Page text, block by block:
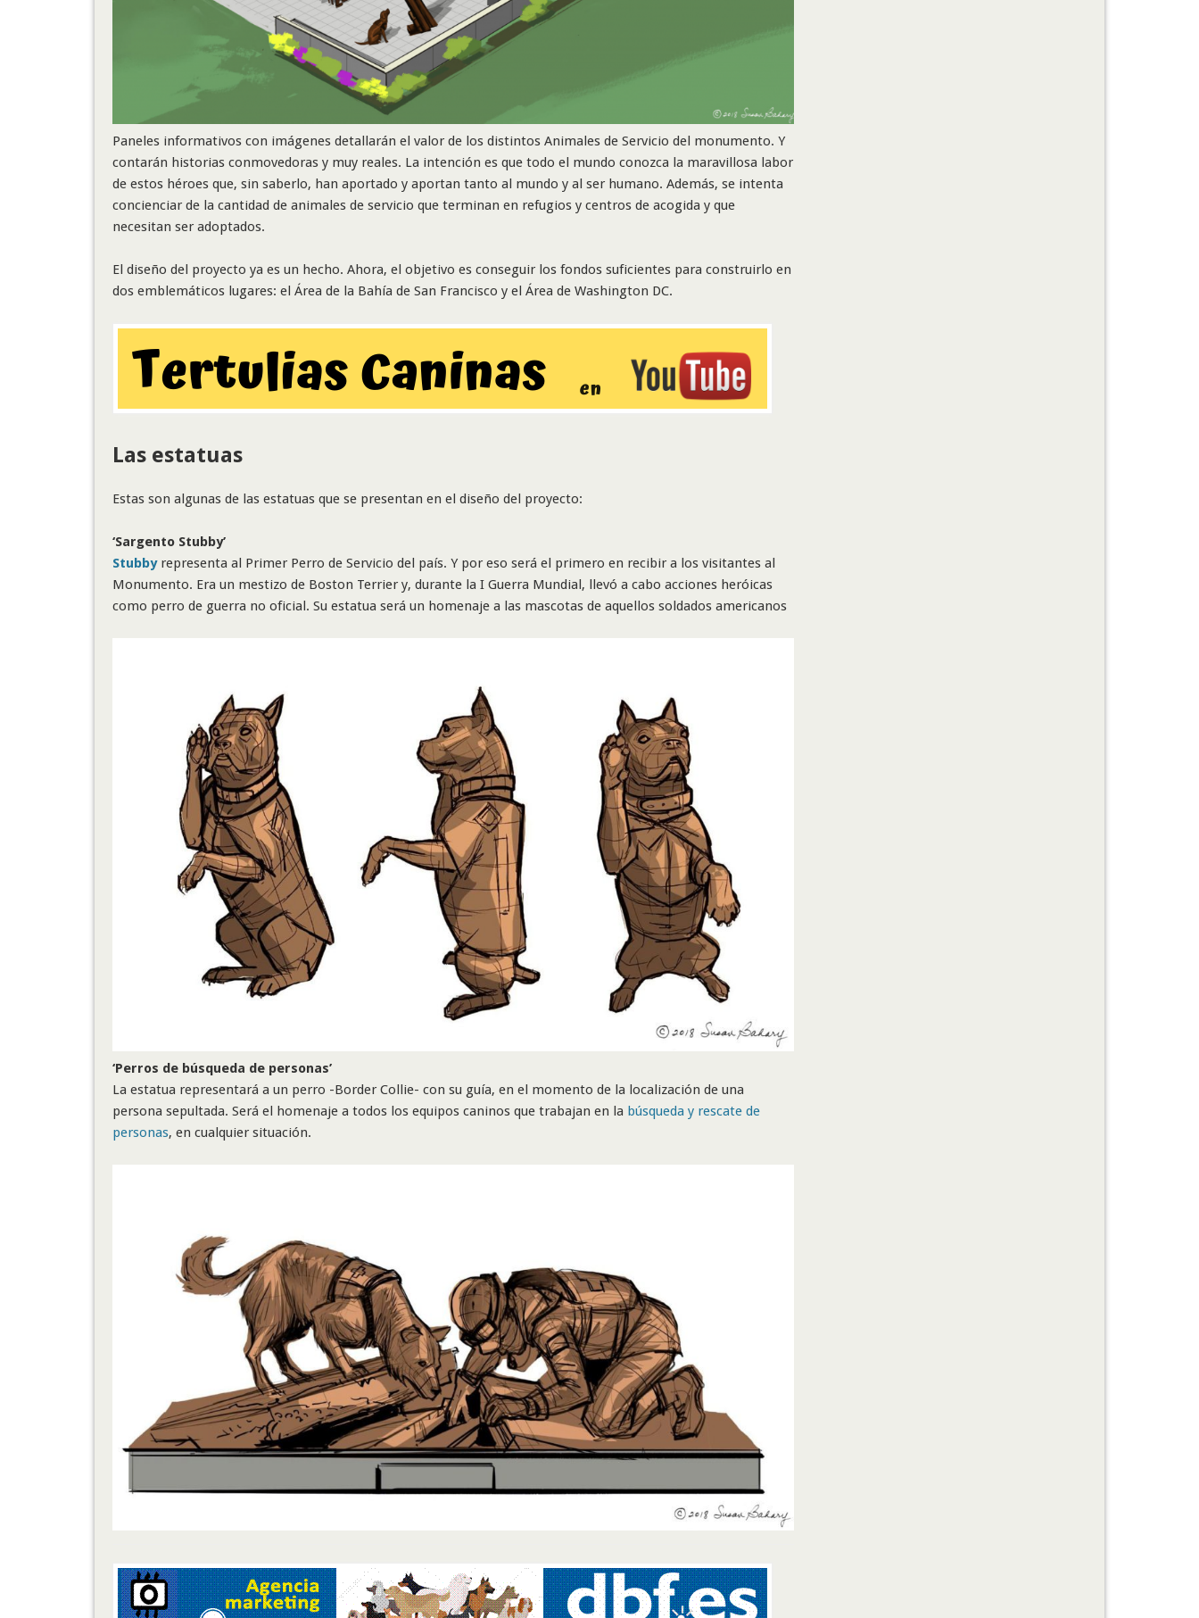
Paneles informativos con imágenes detallarán el valor de los distintos Animales de Servicio del monumento. Y
contarán historias conmovedoras y muy reales. La intención es que todo el mundo conozca la maravillosa labor
de estos héroes que, sin saberlo, han aportado y aportan tanto al mundo y al ser humano. Además, se intenta
concienciar de la cantidad de animales de servicio que terminan en refugios y centros de acogida y que
necesitan ser adoptados.
El diseño del proyecto ya es un hecho. Ahora, el objetivo es conseguir los fondos suficientes para construirlo en
dos emblemáticos lugares: el Área de la Bahía de San Francisco y el Área de Washington DC.
Las estatuas
Estas son algunas de las estatuas que se presentan en el diseño del proyecto:
‘Sargento Stubby’
Stubbyrepresenta al Primer Perro de Servicio del país. Y por eso será el primero en recibir a los visitantes al
Monumento. Era un mestizo de Boston Terrier y, durante la I Guerra Mundial, llevó a cabo acciones heróicas
como perro de guerra no oficial. Su estatua será un homenaje a las mascotas de aquellos soldados americanos
‘Perros de búsqueda de personas’
La estatua representará a un perro -Border Collie- con su guía, en el momento de la localización de una
persona sepultada. Será el homenaje a todos los equipos caninos que trabajan en la búsqueda y rescate de
personas, en cualquier situación.